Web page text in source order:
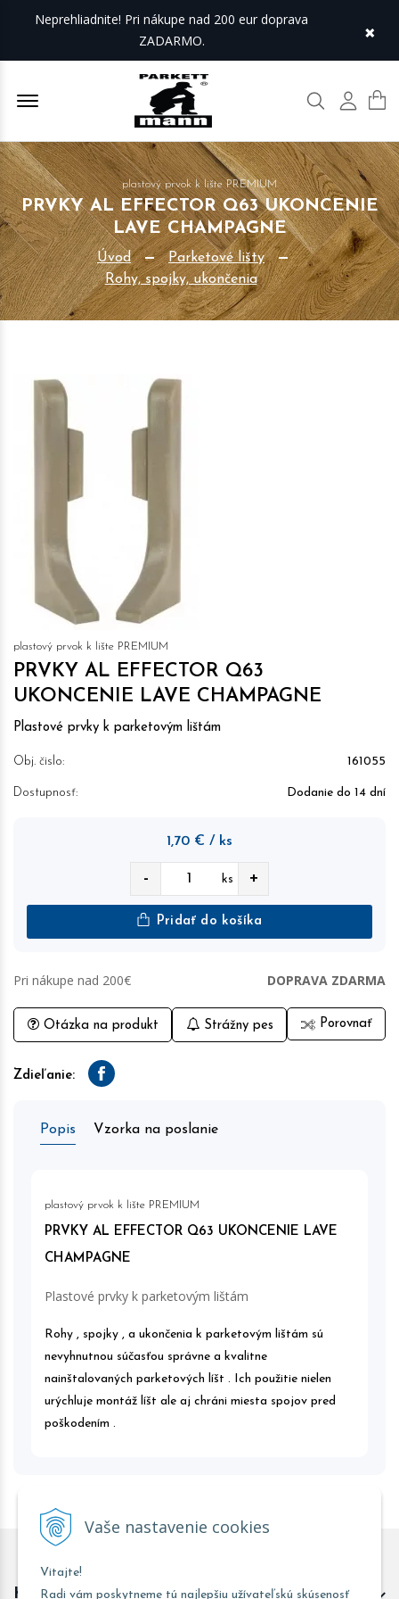
Vaše nastavenie cookies
Vitajte!
Radi vám poskytneme tú najlepšiu užívateľskú skúsenosť
Neprehliadnite! Pri nákupe nad 200 eur doprava
ZADARMO.
×
Offcanvas Menu Open Hľadať Môj
plastový prvok k lište PREMIUM
PRVKY AL EFFECTOR Q63 UKONCENIE
LAVE CHAMPAGNE
Úvod
Parketové lišty
Rohy, spojky, ukončenia
plastový prvok k lište PREMIUM
PRVKY AL EFFECTOR Q63
UKONCENIE LAVE CHAMPAGNE
Plastové prvky k parketovým lištám
Obj. čislo: 161055
Dostupnosť: Dodanie do 14 dní
1,70 € / ks
- ks +
Pridať do košíka
Pri nákupe nad 200€ DOPRAVA ZDARMA
Otázka na produkt Strážny pes Porovnať
Zdieľanie: Facebook
Popis Vzorka na poslanie
plastový prvok k lište PREMIUM
PRVKY AL EFFECTOR Q63 UKONCENIE LAVE
CHAMPAGNE
Plastové prvky k parketovým lištám
Rohy , spojky , a ukončenia k parketovým lištám sú
nevyhnutnou súčasťou správne a kvalitne
nainštalovaných parketových líšt . Ich použitie nielen
urýchluje montáž líšt ale aj chráni miesta spojov pred
poškodením .
Kontakt predajňa Trnava